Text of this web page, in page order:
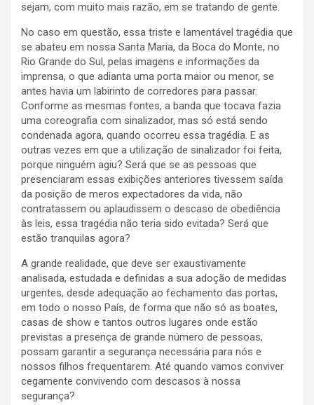
sejam, com muito mais razão, em se tratando de gente.
No caso em questão, essa triste e lamentável tragédia que
se abateu em nossa Santa Maria, da Boca do Monte, no
Rio Grande do Sul, pelas imagens e informações da
imprensa, o que adianta uma porta maior ou menor, se
antes havia um labirinto de corredores para passar.
Conforme as mesmas fontes, a banda que tocava fazia
uma coreografia com sinalizador, mas só está sendo
condenada agora, quando ocorreu essa tragédia. E as
outras vezes em que a utilização de sinalizador foi feita,
porque ninguém agiu? Será que se as pessoas que
presenciaram essas exibições anteriores tivessem saída
da posição de meros expectadores da vida, não
contratassem ou aplaudissem o descaso de obediência
às leis, essa tragédia não teria sido evitada? Será que
estão tranquilas agora?
A grande realidade, que deve ser exaustivamente
analisada, estudada e definidas a sua adoção de medidas
urgentes, desde adequação ao fechamento das portas,
em todo o nosso País, de forma que não só as boates,
casas de show e tantos outros lugares onde estão
previstas a presença de grande número de pessoas,
possam garantir a segurança necessária para nós e
nossos filhos frequentarem. Até quando vamos conviver
cegamente convivendo com descasos à nossa
segurança?